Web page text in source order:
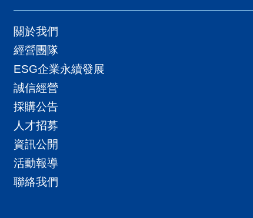
關於我們
經營團隊
ESG企業永續發展
誠信經營
採購公告
人才招募
資訊公開
活動報導
聯絡我們